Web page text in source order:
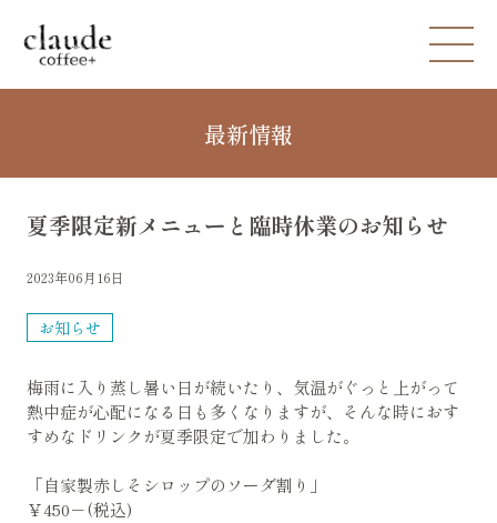
最新情報
夏季限定新メニューと臨時休業のお知らせ
2023年06月16日
お知らせ
梅雨に入り蒸し暑い日が続いたり、気温がぐっと上がって
熱中症が心配になる日も多くなりますが、そんな時におす
すめなドリンクが夏季限定で加わりました。
「自家製赤しそシロップのソーダ割り」
￥450－(税込)